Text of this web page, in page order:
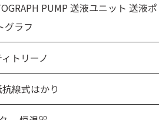
PUMP 送液ユニット 送液ポ
グラフ
トリーノ
線式はかり